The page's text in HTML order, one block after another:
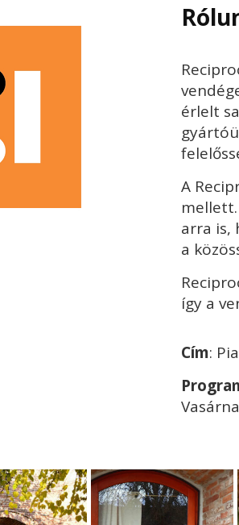
érlelt
A
arra is,
a
így a
Cím: